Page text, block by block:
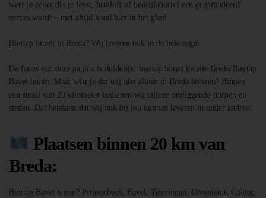
weet je zeker dat je feest, bruiloft of bedrijfsborrel een gegarandeerd
succes wordt – met altijd koud bier in het glas!
Biertap huren in Breda? Wij leveren ook in de hele regio
De focus van deze pagina is duidelijk: biertap huren locatie Breda/Biertap
Bavel huren. Maar wist je dat wij niet alleen in Breda leveren? Binnen
een straal van 20 kilometer bedienen wij talloze omliggende dorpen en
steden. Dat betekent dat wij ook bij jou kunnen leveren in onder andere:
Plaatsen binnen 20 km van
Breda:
Biertap Bavel huren? Prinsenbeek, Bavel, Teteringen, Ulvenhout, Galder,